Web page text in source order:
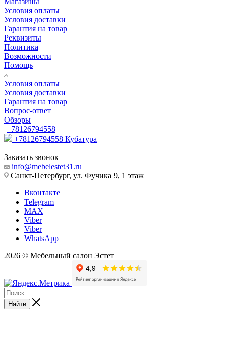
Условия оплаты
Условия доставки
Гарантия на товар
Реквизиты
Политика
Возможности
Помощь
Условия оплаты
Условия доставки
Гарантия на товар
Вопрос-ответ
Обзоры
+78126794558
+78126794558 Кубатура
Заказать звонок
info@mebelestet31.ru
Санкт-Петербург, ул. Фучика 9, 1 этаж
Вконтакте
Telegram
MAX
Viber
Viber
WhatsApp
2026 © Мебельный салон Эстет
Найти